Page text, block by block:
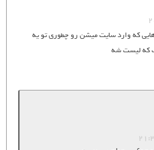
که وارد سایت میشن رو چطوری تو یه
که لیست شه